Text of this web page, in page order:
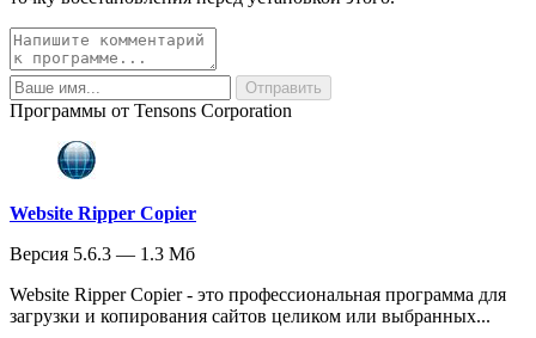
Программы от Tensons Corporation
Website Ripper Copier
Версия 5.6.3 — 1.3 Мб
Website Ripper Copier - это профессиональная программа для
загрузки и копирования сайтов целиком или выбранных...